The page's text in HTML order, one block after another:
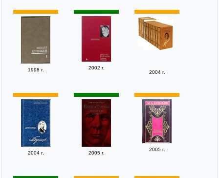
1998 г.
2002 г.
2004 г.
2004 г. 2005 г.
2005 г.